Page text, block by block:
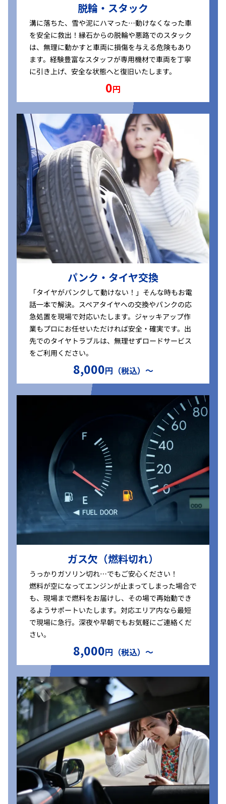
脱輪・スタック
溝に落ちた、雪や泥にハマった…動けなくなった車
を安全に救出！縁石からの脱輪や悪路でのスタック
は、無理に動かすと車両に損傷を与える危険もあり
ます。経験豊富なスタッフが専用機材で車両を丁寧
に引き上げ、安全な状態へと復旧いたします。
0円
パンク・タイヤ交換
「タイヤがパンクして動けない！」そんな時もお電
話一本で解決。スペアタイヤへの交換やパンクの応
急処置を現場で対応いたします。ジャッキアップ作
業もプロにお任せいただければ安全・確実です。出
先でのタイヤトラブルは、無理せずロードサービス
をご利用ください。
8,000円（税込）〜
ガス欠（燃料切れ）
うっかりガソリン切れ…でもご安心ください！
燃料が空になってエンジンが止まってしまった場合で
も、現場まで燃料をお届けし、その場で再始動でき
るようサポートいたします。対応エリア内なら最短
で現場に急行。深夜や早朝でもお気軽にご連絡くだ
さい。
8,000円（税込）〜